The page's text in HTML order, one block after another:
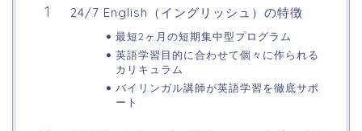
24/7 English（イングリッシュ）の特徴
最短2ヶ月の短期集中型プログラム
英語学習目的に合わせて個々に作られる
カリキュラム
バイリンガル講師が英語学習を徹底サポ
ート